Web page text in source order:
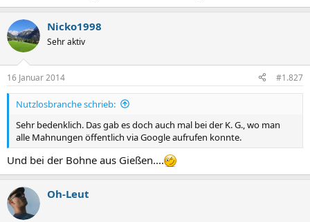
Nicko1998
Sehr aktiv
16 Januar 2014 #1.827
Nutzlosbranche schrieb:
Sehr bedenklich. Das gab es doch auch mal bei der K. G., wo man
alle Mahnungen öffentlich via Google aufrufen konnte.
Und bei der Bohne aus Gießen....
Oh-Leut